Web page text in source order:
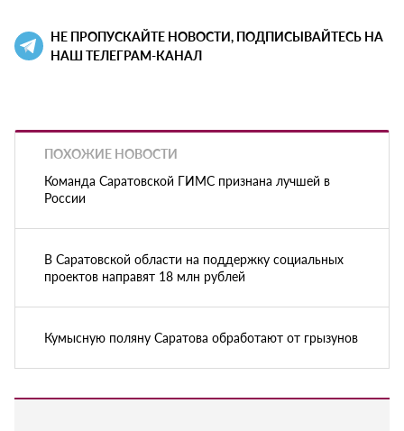
НЕ ПРОПУСКАЙТЕ НОВОСТИ, ПОДПИСЫВАЙТЕСЬ НА
НАШ ТЕЛЕГРАМ-КАНАЛ
ПОХОЖИЕ НОВОСТИ
Команда Саратовской ГИМС признана лучшей в
России
В Саратовской области на поддержку социальных
проектов направят 18 млн рублей
Кумысную поляну Саратова обработают от грызунов